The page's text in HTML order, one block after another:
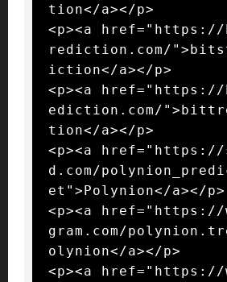
tion</a></p>
<p><a href="https://
rediction.com/
iction</a></p>
<p><a
ediction.com/
tion</a></p>
<p><a href="https://
d.com/
et">Polynion</a></p>
<p><a href="https://
gram.com/
olynion</a></p>
<p><a href="https://